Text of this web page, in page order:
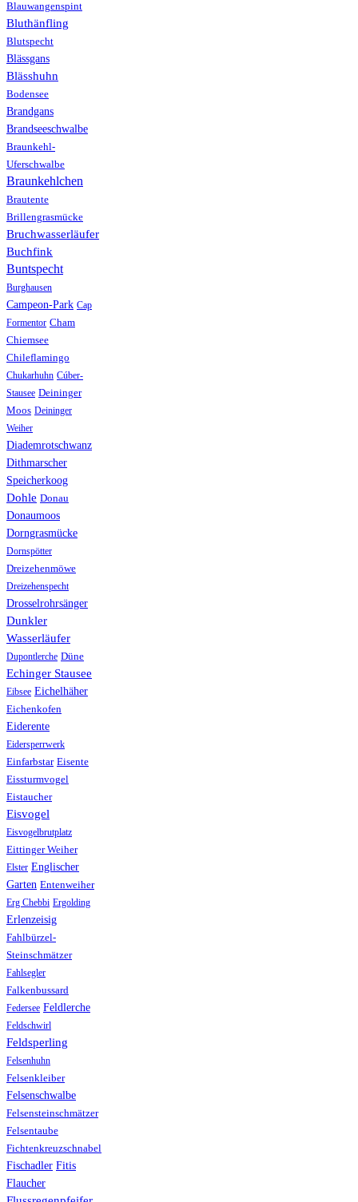
Blauwangenspint
Bluthänfling
Blutspecht
Blässgans
Blässhuhn
Bodensee
Brandgans
Brandseeschwalbe
Braunkehl-
Uferschwalbe
Braunkehlchen
Brautente
Brillengrasmücke
Bruchwasserläufer
Buchfink
Buntspecht
Burghausen
Campeon-Park Cap
Formentor Cham
Chiemsee
Chileflamingo
Chukarhuhn Cúber-
Stausee Deininger
Moos Deininger
Weiher
Diademrotschwanz
Dithmarscher
Speicherkoog
Dohle Donau
Donaumoos
Dorngrasmücke
Dornspötter
Dreizehenmöwe
Dreizehenspecht
Drosselrohrsänger
Dunkler
Wasserläufer
Dupontlerche Düne
Echinger Stausee
Eibsee Eichelhäher
Eichenkofen
Eiderente
Eidersperrwerk
Einfarbstar Eisente
Eissturmvogel
Eistaucher
Eisvogel
Eisvogelbrutplatz
Eittinger Weiher
Elster Englischer
Garten Entenweiher
Erg Chebbi Ergolding
Erlenzeisig
Fahlbürzel-
Steinschmätzer
Fahlsegler
Falkenbussard
Federsee Feldlerche
Feldschwirl
Feldsperling
Felsenhuhn
Felsenkleiber
Felsenschwalbe
Felsensteinschmätzer
Felsentaube
Fichtenkreuzschnabel
Fischadler Fitis
Flaucher